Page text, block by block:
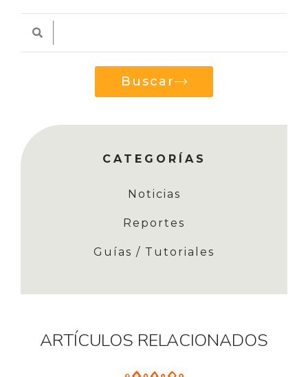
Buscar
CATEGORÍAS
Noticias
Reportes
Guías / Tutoriales
ARTÍCULOS RELACIONADOS